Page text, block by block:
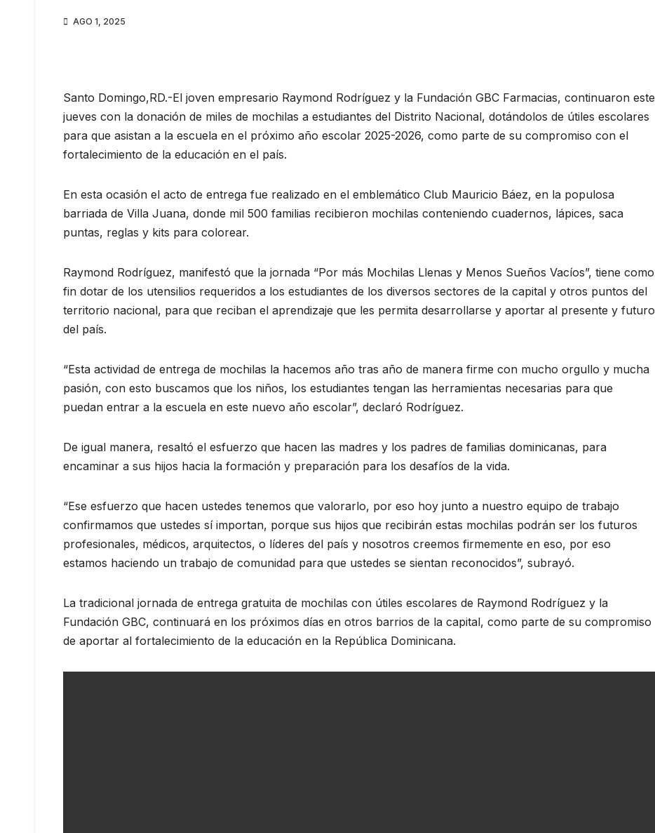
AGO 1, 2025
Santo Domingo,RD.-El joven empresario Raymond Rodríguez y la Fundación GBC Farmacias, continuaron este
jueves con la donación de miles de mochilas a estudiantes del Distrito Nacional, dotándolos de útiles escolares
para que asistan a la escuela en el próximo año escolar 2025-2026, como parte de su compromiso con el
fortalecimiento de la educación en el país.
En esta ocasión el acto de entrega fue realizado en el emblemático Club Mauricio Báez, en la populosa
barriada de Villa Juana, donde mil 500 familias recibieron mochilas conteniendo cuadernos, lápices, saca
puntas, reglas y kits para colorear.
Raymond Rodríguez, manifestó que la jornada “Por más Mochilas Llenas y Menos Sueños Vacíos”, tiene como
fin dotar de los utensilios requeridos a los estudiantes de los diversos sectores de la capital y otros puntos del
territorio nacional, para que reciban el aprendizaje que les permita desarrollarse y aportar al presente y futuro
del país.
“Esta actividad de entrega de mochilas la hacemos año tras año de manera firme con mucho orgullo y mucha
pasión, con esto buscamos que los niños, los estudiantes tengan las herramientas necesarias para que
puedan entrar a la escuela en este nuevo año escolar”, declaró Rodríguez.
De igual manera, resaltó el esfuerzo que hacen las madres y los padres de familias dominicanas, para
encaminar a sus hijos hacia la formación y preparación para los desafíos de la vida.
“Ese esfuerzo que hacen ustedes tenemos que valorarlo, por eso hoy junto a nuestro equipo de trabajo
confirmamos que ustedes sí importan, porque sus hijos que recibirán estas mochilas podrán ser los futuros
profesionales, médicos, arquitectos, o líderes del país y nosotros creemos firmemente en eso, por eso
estamos haciendo un trabajo de comunidad para que ustedes se sientan reconocidos”, subrayó.
La tradicional jornada de entrega gratuita de mochilas con útiles escolares de Raymond Rodríguez y la
Fundación GBC, continuará en los próximos días en otros barrios de la capital, como parte de su compromiso
de aportar al fortalecimiento de la educación en la República Dominicana.